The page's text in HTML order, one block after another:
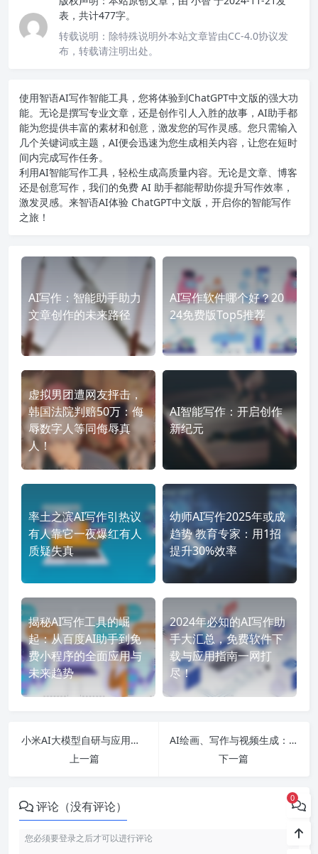
表，共计477字。
转载说明： 除特殊说明外本站文章皆由CC-4.0协议发
布，转载请注明出处。
使用智语AI写作智能工具，您将体验到ChatGPT中文版的强大功
能。无论是撰写专业文章，还是创作引人入胜的故事，AI助手都
能为您提供丰富的素材和创意，激发您的写作灵感。您只需输入
几个关键词或主题，AI便会迅速为您生成相关内容，让您在短时
间内完成写作任务。
利用AI智能写作工具，轻松生成高质量内容。无论是文章、博客
还是创意写作，我们的免费 AI 助手都能帮助你提升写作效率，
激发灵感。来智语AI体验 ChatGPT中文版 ，开启你的智能写作
之旅！
AI写作：智能助手助力
文章创作的未来路径
AI写作软件哪个好？20
24免费版Top5推荐
虚拟男团遭网友抨击，
韩国法院判赔50万：侮
辱数字人等同侮辱真
人！
AI智能写作：开启创作
新纪元
率土之滨AI写作引热议
有人靠它一夜爆红有人
质疑失真
幼师AI写作2025年或成
趋势 教育专家：用1招
提升30%效率
揭秘AI写作工具的崛
起：从百度AI助手到免
费小程序的全面应用与
未来趋势
2024年必知的AI写作助
手大汇总，免费软件下
载与应用指南一网打
尽！
小米AI大模型自研与应用全解析：从绘画到教育的全面探索
上一篇
AI绘画、写作与视频生成：各类免费AI工具如何改变创作领域？
下一篇
评论（没有评论）
0